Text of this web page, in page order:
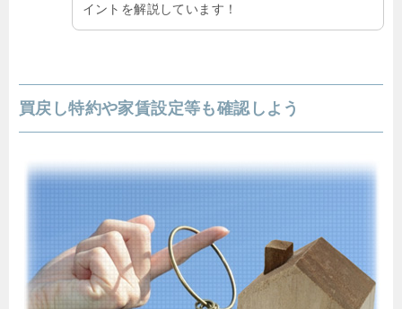
イントを解説しています！
買戻し特約や家賃設定等も確認しよう